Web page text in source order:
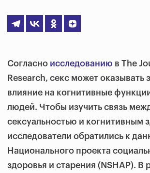
Согласно исследованию в The
Research, секс может оказывать
влияние на когнитивные
людей. Чтобы изучить связь
сексуальностью и когнитивным
исследователи обратились к
Национального проекта
здоровья и старения (NSHAP). В